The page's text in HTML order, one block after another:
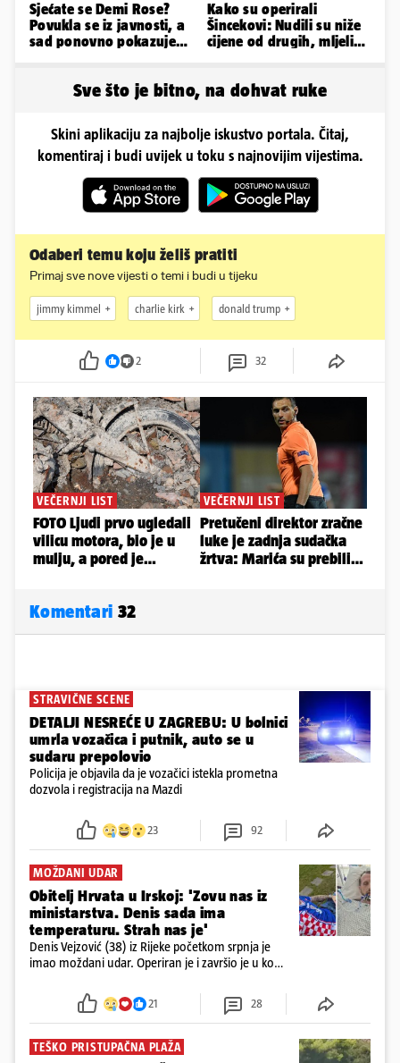
Sjećate se Demi Rose?
Povukla se iz javnosti, a
sad ponovno pokazuje
Kako su operirali
Šincekovi: Nudili su niže
cijene od drugih, mljeli
Sve što je bitno, na dohvat ruke
Skini aplikaciju za najbolje iskustvo portala. Čitaj,
komentiraj i budi uvijek u toku s najnovijim vijestima.
Odaberi temu koju želiš pratiti
Primaj sve nove vijesti o temi i budi u tijeku
jimmy kimmel charlie kirk donald trump
2 32
Komentari 32
STRAVIČNE SCENE
DETALJI NESREĆE U ZAGREBU: U bolnici
umrla vozačica i putnik, auto se u
sudaru prepolovio
Policija je objavila da je vozačici istekla prometna
dozvola i registracija na Mazdi
23 92
MOŽDANI UDAR
Obitelj Hrvata u Irskoj: 'Zovu nas iz
ministarstva. Denis sada ima
temperaturu. Strah nas je'
Denis Vejzović (38) iz Rijeke početkom srpnja je
imao moždani udar. Operiran je i završio je u komi.
tamošnji liječnici ne vjeruju u oporavak: 'Imamo
21 28
TEŠKO PRISTUPAČNA PLAŽA